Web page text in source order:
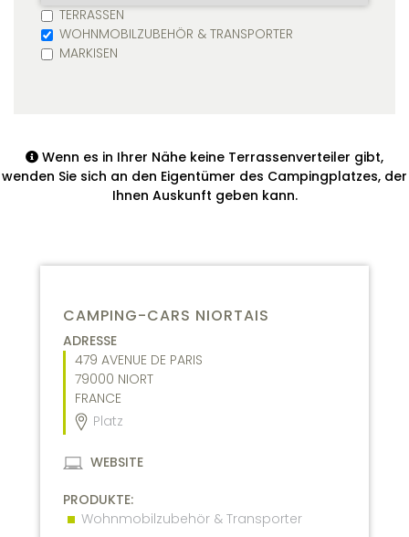
TERRASSEN
WOHNMOBILZUBEHÖR & TRANSPORTER
MARKISEN
Wenn es in Ihrer Nähe keine Terrassenverteiler gibt,
wenden Sie sich an den Eigentümer des Campingplatzes, der
Ihnen Auskunft geben kann.
CAMPING-CARS NIORTAIS
ADRESSE
479 AVENUE DE PARIS
79000 NIORT
FRANCE
Platz
WEBSITE
PRODUKTE:
Wohnmobilzubehör & Transporter